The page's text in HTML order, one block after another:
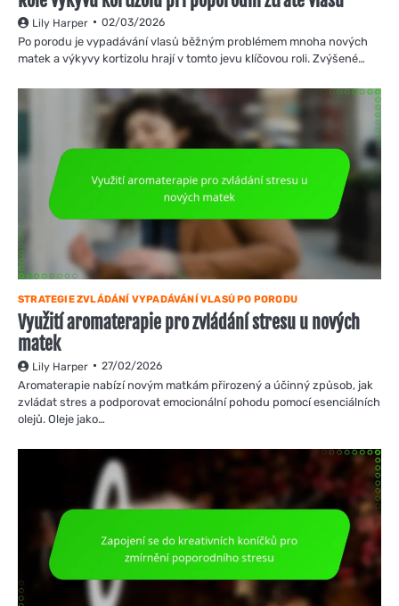
Lily Harper 02/03/2026
Po porodu je vypadávání vlasů běžným problémem mnoha nových
matek a výkyvy kortizolu hrají v tomto jevu klíčovou roli. Zvýšené…
STRATEGIE ZVLÁDÁNÍ VYPADÁVÁNÍ VLASŮ PO PORODU
Využití aromaterapie pro zvládání stresu u nových
matek
Lily Harper 27/02/2026
Aromaterapie nabízí novým matkám přirozený a účinný způsob, jak
zvládat stres a podporovat emocionální pohodu pomocí esenciálních
olejů. Oleje jako…